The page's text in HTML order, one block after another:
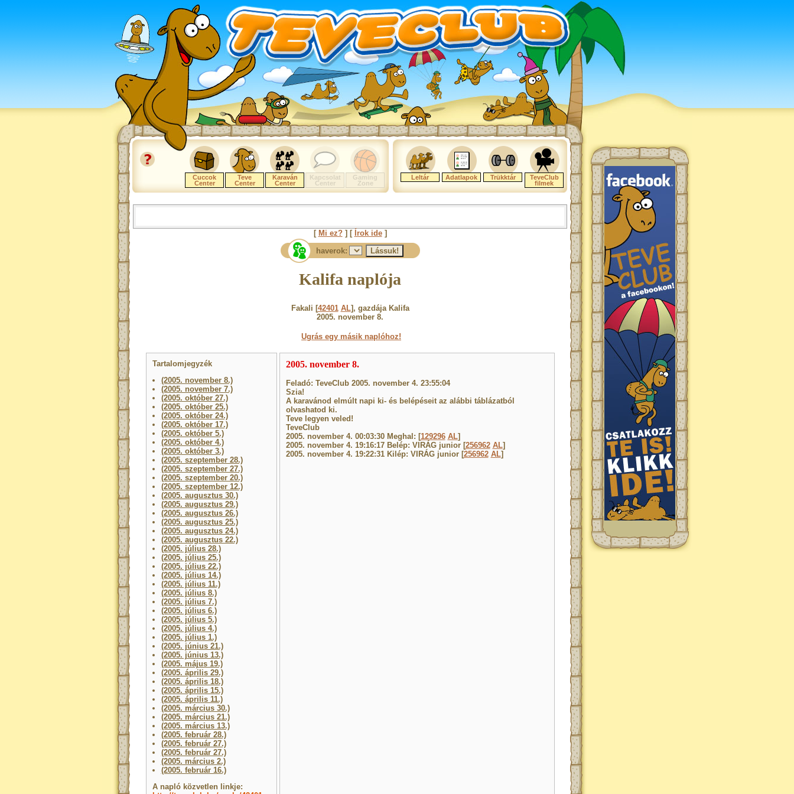
Cuccok
Center
Teve
Center
Karaván
Center
Kapcsolat
Center
Gaming
Zone
Leltár Adatlapok Trükktár
TeveClub
filmek
[ Mi ez?] [ Írok ide]
haverok:
Kalifa naplója
Fakali [42401 AL], gazdája Kalifa
2005. november 8.
Ugrás egy másik naplóhoz!
Tartalomjegyzék
(2005. november 8.)
(2005. november 7.)
(2005. október 27.)
(2005. október 25.)
(2005. október 24.)
(2005. október 17.)
(2005. október 5.)
(2005. október 4.)
(2005. október 3.)
(2005. szeptember 28.)
(2005. szeptember 27.)
(2005. szeptember 20.)
(2005. szeptember 12.)
(2005. augusztus 30.)
(2005. augusztus 29.)
(2005. augusztus 26.)
(2005. augusztus 25.)
(2005. augusztus 24.)
(2005. augusztus 22.)
(2005. július 28.)
(2005. július 25.)
(2005. július 22.)
(2005. július 14.)
(2005. július 11.)
(2005. július 8.)
(2005. július 7.)
(2005. július 6.)
(2005. július 5.)
(2005. július 4.)
(2005. július 1.)
(2005. június 21.)
(2005. június 13.)
(2005. május 19.)
(2005. április 29.)
(2005. április 18.)
(2005. április 15.)
(2005. április 11.)
(2005. március 30.)
(2005. március 21.)
(2005. március 13.)
(2005. február 28.)
(2005. február 27.)
(2005. február 27.)
(2005. március 2.)
(2005. február 16.)
A napló közvetlen linkje:
2005. november 8.
Feladó: TeveClub 2005. november 4. 23:55:04
Szia!
A karavánod elmúlt napi ki- és belépéseit az alábbi táblázatból
olvashatod ki.
Teve legyen veled!
TeveClub
2005. november 4. 00:03:30 Meghal: [129296 AL]
2005. november 4. 19:16:17 Belép: VIRÁG junior [256962 AL]
2005. november 4. 19:22:31 Kilép: VIRÁG junior [256962 AL]